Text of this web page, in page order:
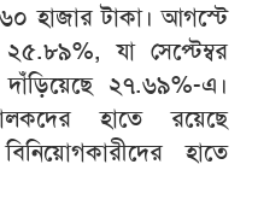
হাজার টাকা। আগস্টে
২৫.৮৯%, যা সেপ্টেম্বর
২৭.৬৯%-এ।
হাতে রয়েছে
হাতে